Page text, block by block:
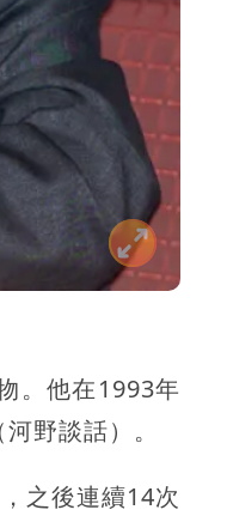
。他在1993年
野談話）。
之後連續14次